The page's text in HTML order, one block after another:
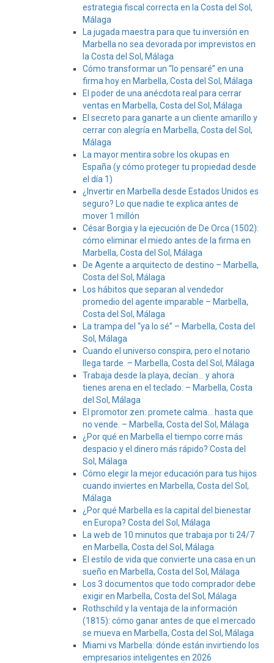
estrategia fiscal correcta en la Costa del Sol,
Málaga
La jugada maestra para que tu inversión en
Marbella no sea devorada por imprevistos en
la Costa del Sol, Málaga
Cómo transformar un “lo pensaré” en una
firma hoy en Marbella, Costa del Sol, Málaga
El poder de una anécdota real para cerrar
ventas en Marbella, Costa del Sol, Málaga
El secreto para ganarte a un cliente amarillo y
cerrar con alegría en Marbella, Costa del Sol,
Málaga
La mayor mentira sobre los okupas en
España (y cómo proteger tu propiedad desde
el día 1)
¿Invertir en Marbella desde Estados Unidos es
seguro? Lo que nadie te explica antes de
mover 1 millón
César Borgia y la ejecución de De Orca (1502):
cómo eliminar el miedo antes de la firma en
Marbella, Costa del Sol, Málaga
De Agente a arquitecto de destino – Marbella,
Costa del Sol, Málaga
Los hábitos que separan al vendedor
promedio del agente imparable – Marbella,
Costa del Sol, Málaga
La trampa del “ya lo sé” – Marbella, Costa del
Sol, Málaga
Cuando el universo conspira, pero el notario
llega tarde. – Marbella, Costa del Sol, Málaga
Trabaja desde la playa, decían… y ahora
tienes arena en el teclado. – Marbella, Costa
del Sol, Málaga
El promotor zen: promete calma… hasta que
no vende. – Marbella, Costa del Sol, Málaga
¿Por qué en Marbella el tiempo corre más
despacio y el dinero más rápido? Costa del
Sol, Málaga
Cómo elegir la mejor educación para tus hijos
cuando inviertes en Marbella, Costa del Sol,
Málaga
¿Por qué Marbella es la capital del bienestar
en Europa? Costa del Sol, Málaga
La web de 10 minutos que trabaja por ti 24/7
en Marbella, Costa del Sol, Málaga
El estilo de vida que convierte una casa en un
sueño en Marbella, Costa del Sol, Málaga
Los 3 documentos que todo comprador debe
exigir en Marbella, Costa del Sol, Málaga
Rothschild y la ventaja de la información
(1815): cómo ganar antes de que el mercado
se mueva en Marbella, Costa del Sol, Málaga
Miami vs Marbella: dónde están invirtiendo los
empresarios inteligentes en 2026